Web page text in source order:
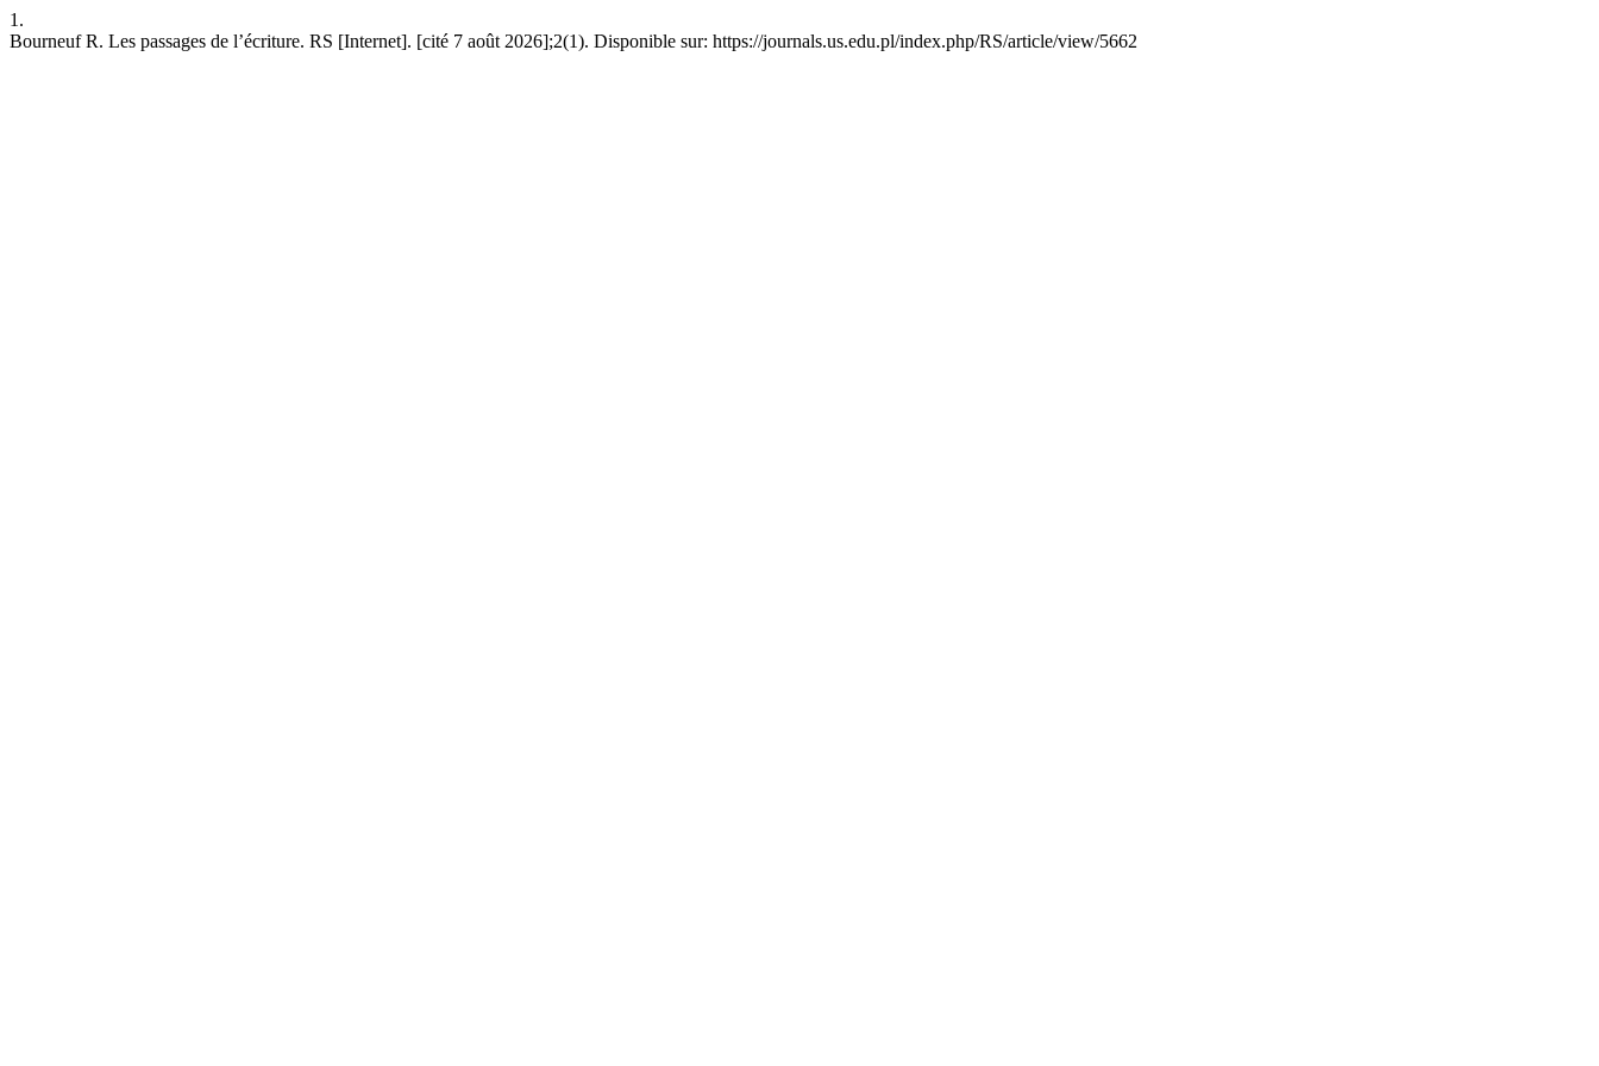
1.
Bourneuf R. Les passages de l’écriture. RS [Internet]. [cité 7 août 2026];2(1). Disponible sur: https://journals.us.edu.pl/index.php/RS/article/view/5662